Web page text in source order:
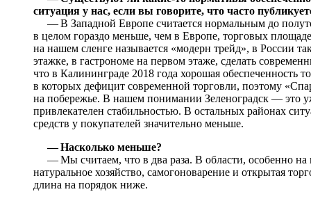
ситуация у нас, если вы говорите, что часто
— В Западной Европе считается нормальным до
в целом гораздо меньше, чем в Европе, торговых
на нашем сленге называется «модерн трейд», в России
этажке, в гастрономе на первом этаже, сделать
что в Калининграде 2018 года хорошая
в которых дефицит современной торговли, поэтому
на побережье. В нашем понимании Зеленоградск — это
привлекателен стабильностью. В остальных районах
средств у покупателей значительно меньше.
— Насколько меньше?
— Мы считаем, что в два раза. В области, особенно на
натуральное хозяйство, самогоноварение и открытая
длина на порядок ниже.